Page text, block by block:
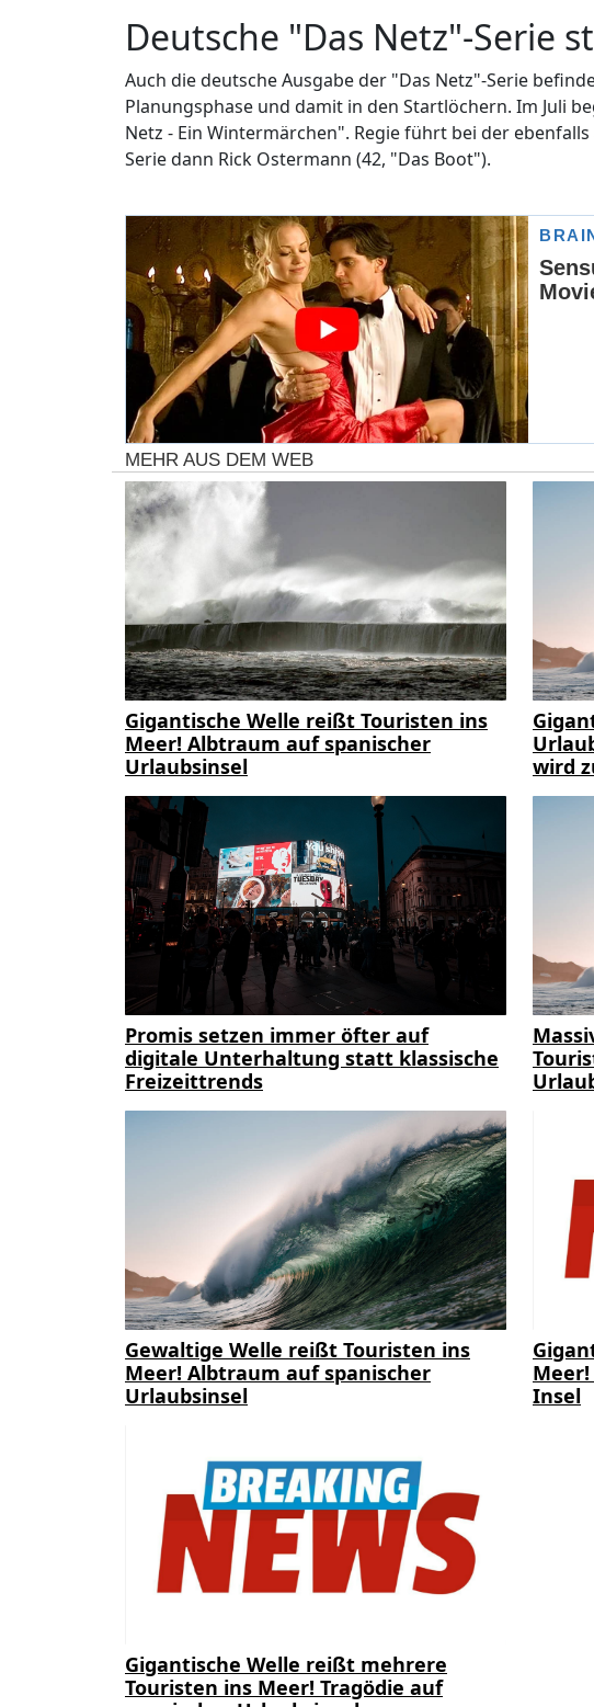
Deutsche "Das Netz"-Serie
Auch die deutsche Ausgabe der "Das Netz"-Serie
Planungsphase und damit in den Startlöchern. Im Juli
Netz - Ein Wintermärchen". Regie führt bei der
Serie dann Rick Ostermann (42, "Das Boot").
MEHR AUS DEM WEB
Gigantische Welle reißt Touristen ins
Meer! Albtraum auf spanischer
Urlaubsinsel
wird
Promis setzen immer öfter auf
digitale Unterhaltung statt klassische
Freizeittrends
Gewaltige Welle reißt Touristen ins
Meer! Albtraum auf spanischer
Urlaubsinsel
Insel
Gigantische Welle reißt mehrere
Touristen ins Meer! Tragödie auf